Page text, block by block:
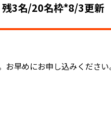
3名/20名枠*8/3更新
お早めにお申し込みくださ